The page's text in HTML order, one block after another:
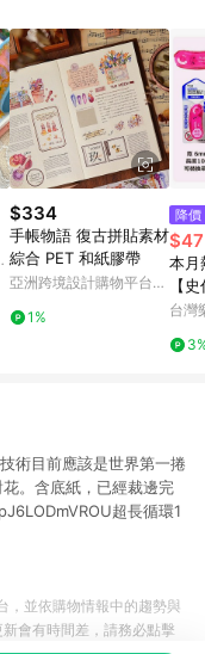
$334
手帳物語 復古拼貼素材
綜合 PET 和紙膠帶
亞洲跨境設計購物平台
1%
降價
$47
本月
【
面膠
台灣
術目前應該是世界第一捲
。含底紙，已經裁邊完
超長循環1
，並依購物情報中的趨勢與
會有時間差，請務必點擊